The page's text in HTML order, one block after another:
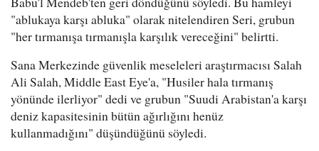
"ablukaya karşı abluka" olarak nitelendiren Seri, grubun
"her tırmanışa tırmanışla karşılık vereceğini" belirtti.
Sana Merkezinde güvenlik meseleleri araştırmacısı Salah
Ali Salah, Middle East Eye'a, "Husiler hala tırmanış
yönünde ilerliyor" dedi ve grubun "Suudi Arabistan'a karşı
deniz kapasitesinin bütün ağırlığını henüz
kullanmadığını" düşündüğünü söyledi.